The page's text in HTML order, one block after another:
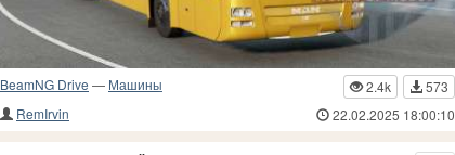
BeamNG Drive — Машины 2.4k
573
RemIrvin
22.02.2025 18:00:10